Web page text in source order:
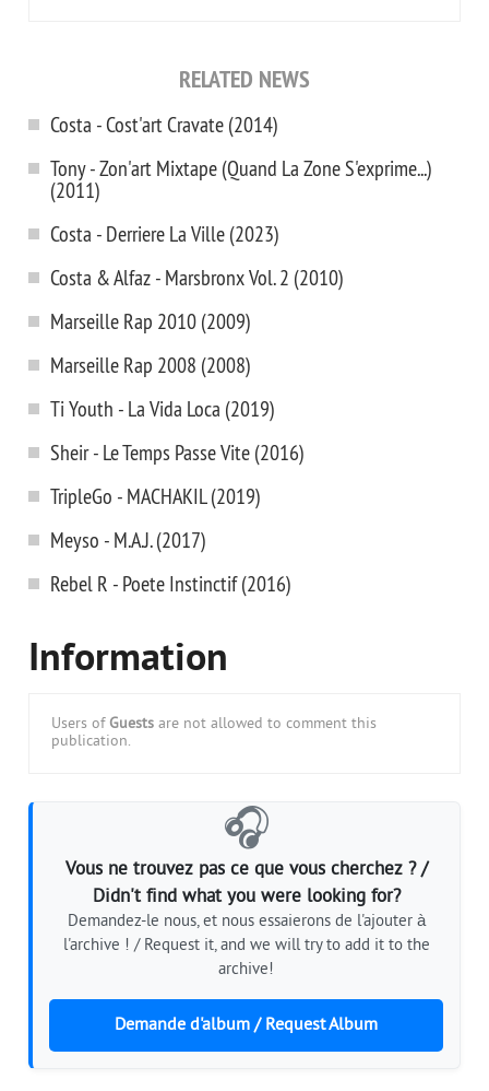
RELATED NEWS
Costa - Cost'art Cravate (2014)
Tony - Zon'art Mixtape (Quand La Zone S'exprime...)
(2011)
Costa - Derriere La Ville (2023)
Costa & Alfaz - Marsbronx Vol. 2 (2010)
Marseille Rap 2010 (2009)
Marseille Rap 2008 (2008)
Ti Youth - La Vida Loca (2019)
Sheir - Le Temps Passe Vite (2016)
TripleGo - MACHAKIL (2019)
Meyso - M.A.J. (2017)
Rebel R - Poete Instinctif (2016)
Information
Users of Guests are not allowed to comment this
publication.
🎧
Vous ne trouvez pas ce que vous cherchez ? /
Didn't find what you were looking for?
Demandez-le nous, et nous essaierons de l'ajouter à
l'archive ! / Request it, and we will try to add it to the
archive!
Demande d'album / Request Album